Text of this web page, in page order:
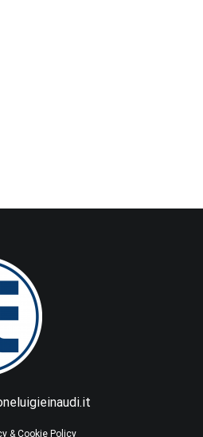
& Cookie Policy